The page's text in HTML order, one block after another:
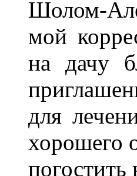
Шолом-
мой
на дачу
для
хорошего